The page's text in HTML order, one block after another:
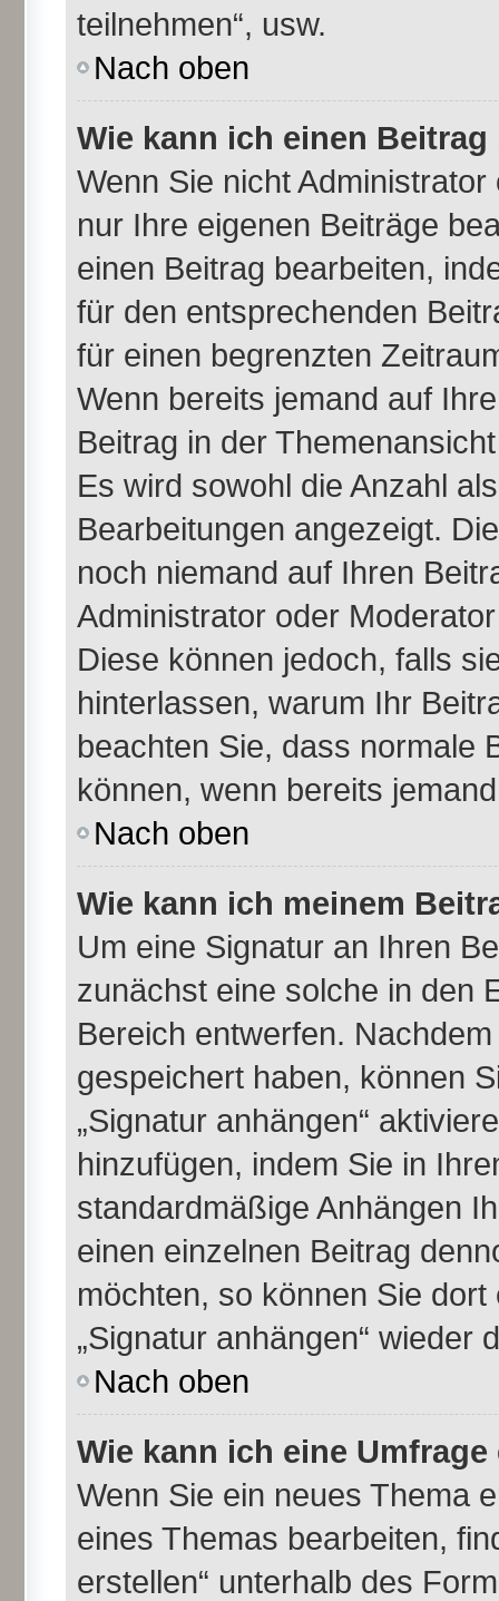
teilnehmen“, usw.
Nach oben
Wie kann ich einen
Wenn Sie nicht
nur Ihre eigenen Beiträge
einen Beitrag bearbeiten,
für den entsprechenden
für einen begrenzten
Wenn bereits jemand auf
Beitrag in der
Es wird sowohl die Anzahl
Bearbeitungen angezeigt.
noch niemand auf Ihren
Administrator oder
Diese können jedoch, falls
hinterlassen, warum Ihr
beachten Sie, dass normale
können, wenn bereits
Nach oben
Wie kann ich meinem
Um eine Signatur an Ihren
zunächst eine solche in den
Bereich entwerfen.
gespeichert haben, können
„Signatur anhängen“
hinzufügen, indem Sie in
standardmäßige Anhängen
einen einzelnen Beitrag
möchten, so können Sie
„Signatur anhängen“ wieder
Nach oben
Wie kann ich eine
Wenn Sie ein neues Thema
eines Themas bearbeiten,
erstellen“ unterhalb des